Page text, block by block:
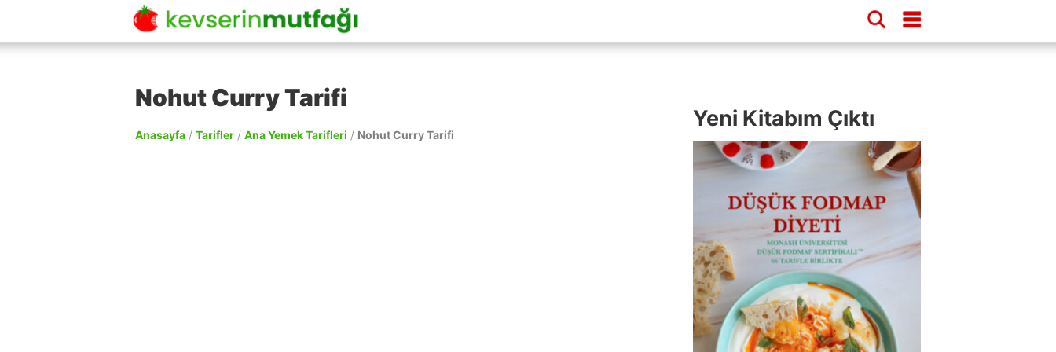
Nohut Curry Tarifi
Anasayfa / Tarifler / Ana Yemek Tarifleri / Nohut Curry Tarifi
Yeni Kitabım Çıktı